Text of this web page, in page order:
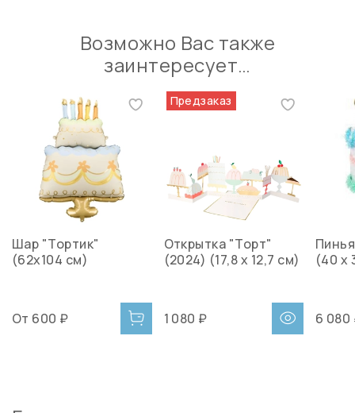
Возможно Вас также
заинтересует…
Шар "Тортик"
(62х104 см)
От 600 ₽
Предзаказ
Открытка "Торт"
(2024) (17,8 x 12,7 см)
1 080 ₽
(40 х
6 080